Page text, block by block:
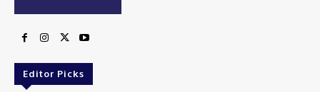
Editor Picks